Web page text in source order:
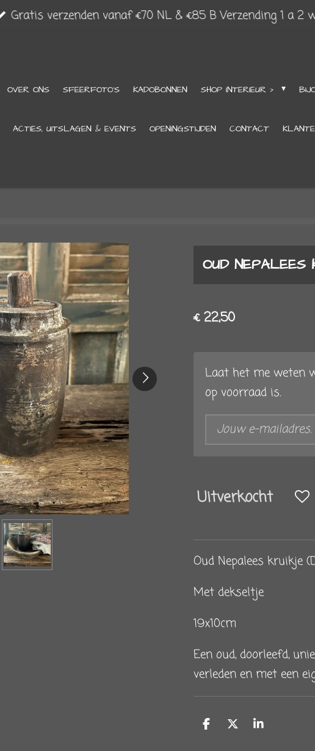
Gratis verzenden vanaf €70 NL & €85 B Verzending 1 a 2
OVER ONS SFEERFOTO'S KADOBONNEN SHOP INTERIEUR >
ACTIES, UITSLAGEN & EVENTS OPENINGSTIJDEN CONTACT
OUD NEPALEES
€ 22,50
Laat het me weten
op voorraad is.
Uitverkocht
Oud Nepalees kruikje
Met dekseltje
19x10cm
Een oud, doorleefd,
verleden en met een
D D S